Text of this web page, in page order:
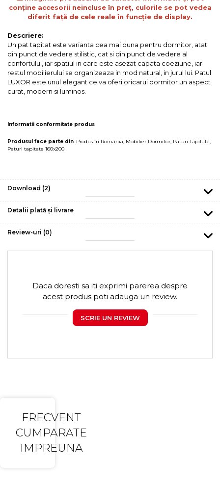
conține accesorii neincluse în preț, culorile se pot vedea
diferit față de cele reale în funcție de display.
Descriere:
Un pat tapitat este varianta cea mai buna pentru dormitor, atat
din punct de vedere stilistic, cat si din punct de vedere al
confortului, iar spatiul in care este asezat capata coeziune, iar
restul mobilierului se organizeaza in mod natural, in jurul lui. Patul
LUXOR este unul elegant ce va oferi oricarui dormitor un aspect
curat, modern si luminos.
Informatii conformitate produs
Produsul face parte din: Produs în România Mobilier Dormitor Paturi Tapitate
Paturi tapitate 160x200
Download (2)
Detalii plată și livrare
Review-uri (0)
Daca doresti sa iti exprimi parerea despre
acest produs poti adauga un review.
SCRIE UN REVIEW
FRECVENT
CUMPARATE
IMPREUNA